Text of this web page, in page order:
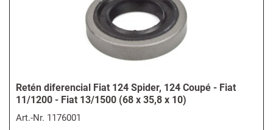
Retén diferencial Fiat 124 Spider, 124 Coupé - Fiat
11/1200 - Fiat 13/1500 (68 x 35,8 x 10)
Art.-Nr. 1176001